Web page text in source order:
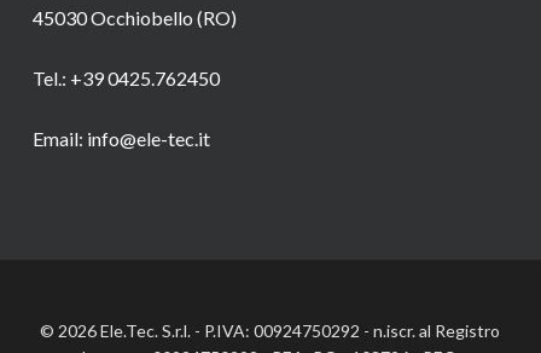
45030 Occhiobello (RO)
Tel.: +39 0425.762450
Email: info@ele-tec.it
© 2026 Ele.Tec. S.r.l. - P.IVA: 00924750292 - n.iscr. al Registro